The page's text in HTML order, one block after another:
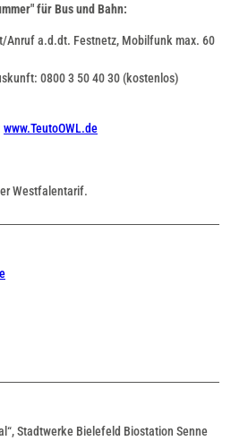
für Bus und Bahn:
Anruf a.d.dt. Festnetz, Mobilfunk max. 60
0800 3 50 40 30 (kostenlos)
www.TeutoOWL.de
Westfalentarif.
Stadtwerke Bielefeld Biostation Senne